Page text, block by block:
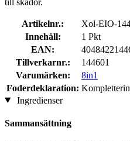
Artikelnr.:
Xol-EIO-
Innehåll:
1 Pkt
EAN:
Tillverkarnr.:
144601
Varumärken:
8in1
Foderdeklaration:
Ingredienser
Sammansättning